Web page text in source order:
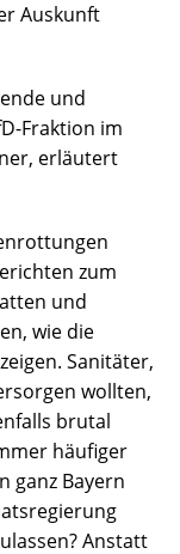
Auskunft
und
Fraktion im
erläutert
zum
und
wie die
Sanitäter,
wollten,
brutal
häufiger
ganz Bayern
Anstatt